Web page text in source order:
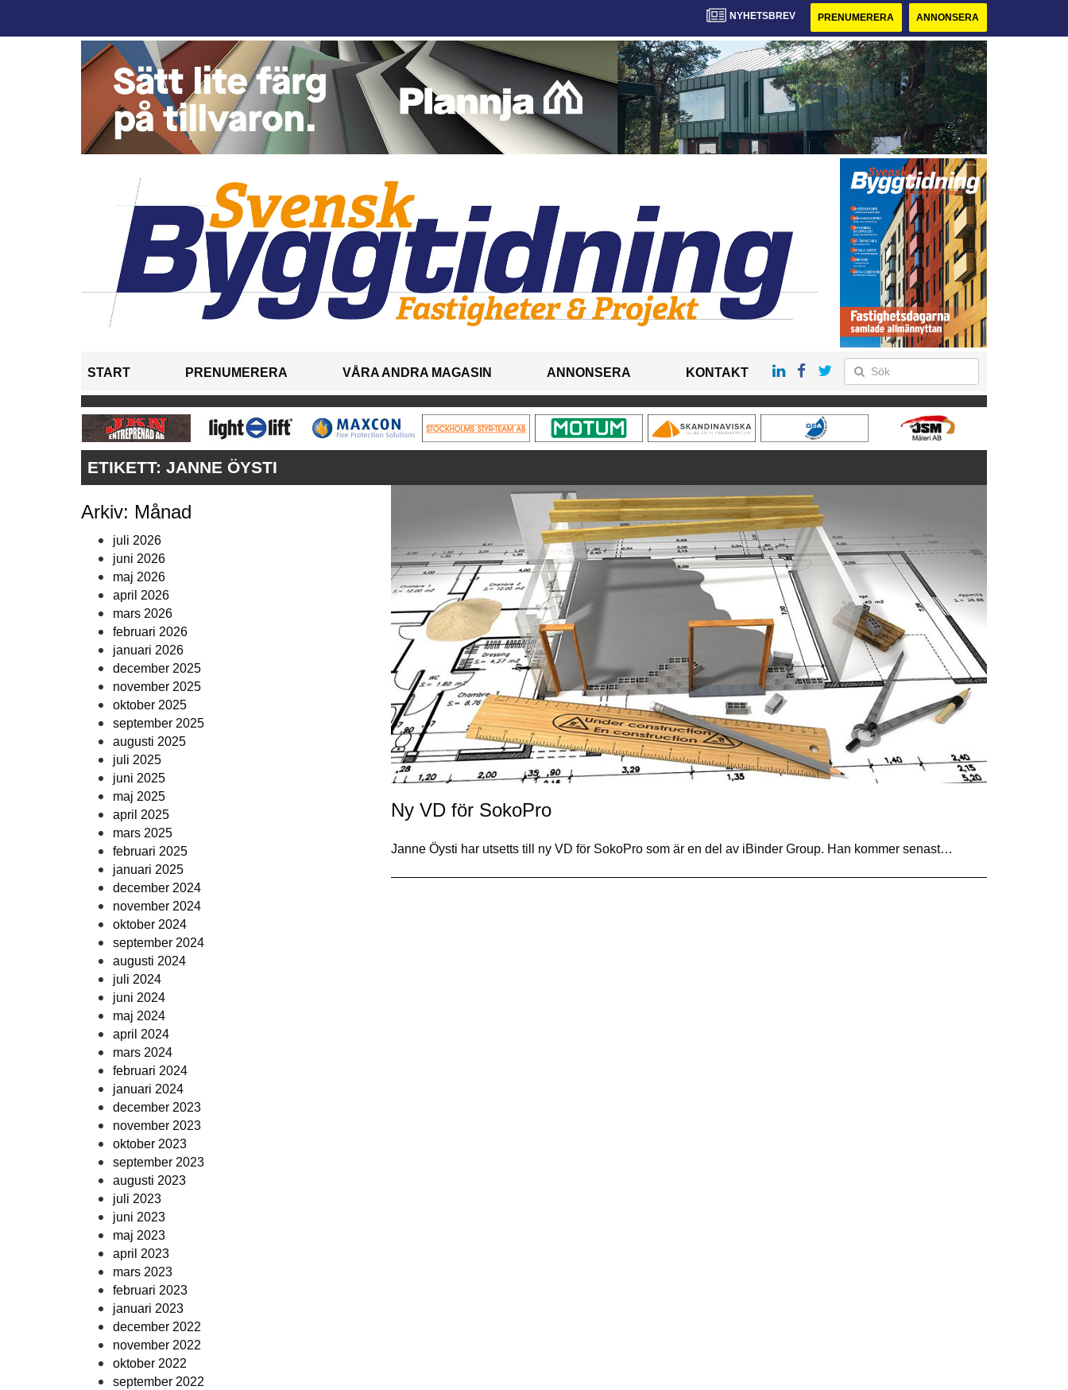
NYHETSBREV PRENUMERERA ANNONSERA
START PRENUMERERA VÅRA ANDRA MAGASIN ANNONSERA KONTAKT
ETIKETT: JANNE ÖYSTI
Arkiv: Månad
juli 2026
juni 2026
maj 2026
april 2026
mars 2026
februari 2026
januari 2026
december 2025
november 2025
oktober 2025
september 2025
augusti 2025
juli 2025
juni 2025
maj 2025
april 2025
mars 2025
februari 2025
januari 2025
december 2024
november 2024
oktober 2024
september 2024
augusti 2024
juli 2024
juni 2024
maj 2024
april 2024
mars 2024
februari 2024
januari 2024
december 2023
november 2023
oktober 2023
september 2023
augusti 2023
juli 2023
juni 2023
maj 2023
april 2023
mars 2023
februari 2023
januari 2023
december 2022
november 2022
oktober 2022
september 2022
Ny VD för SokoPro
Janne Öysti har utsetts till ny VD för SokoPro som är en del av iBinder Group. Han kommer senast…